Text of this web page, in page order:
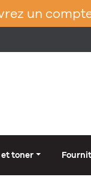
un
et toner